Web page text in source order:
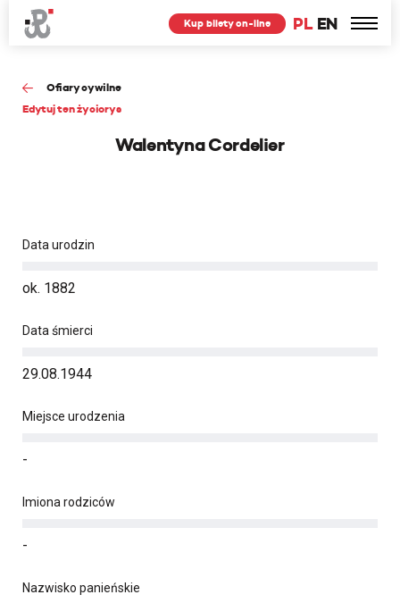
PL EN
Kup bilety on-line
Ofiary cywilne
Edytuj ten życiorys
Walentyna Cordelier
Data urodzin
ok. 1882
Data śmierci
29.08.1944
Miejsce urodzenia
-
Imiona rodziców
-
Nazwisko panieńskie